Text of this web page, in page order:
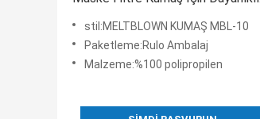
PP Dokuma Olmayan Malzemeyi
Küçült
stil:MELTBLOWN KUMAŞ MBL-10
Paketleme:Rulo Ambalaj
Malzeme:%100 polipropilen